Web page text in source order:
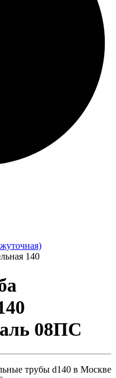
140
08ПС
трубы d140 в Москве